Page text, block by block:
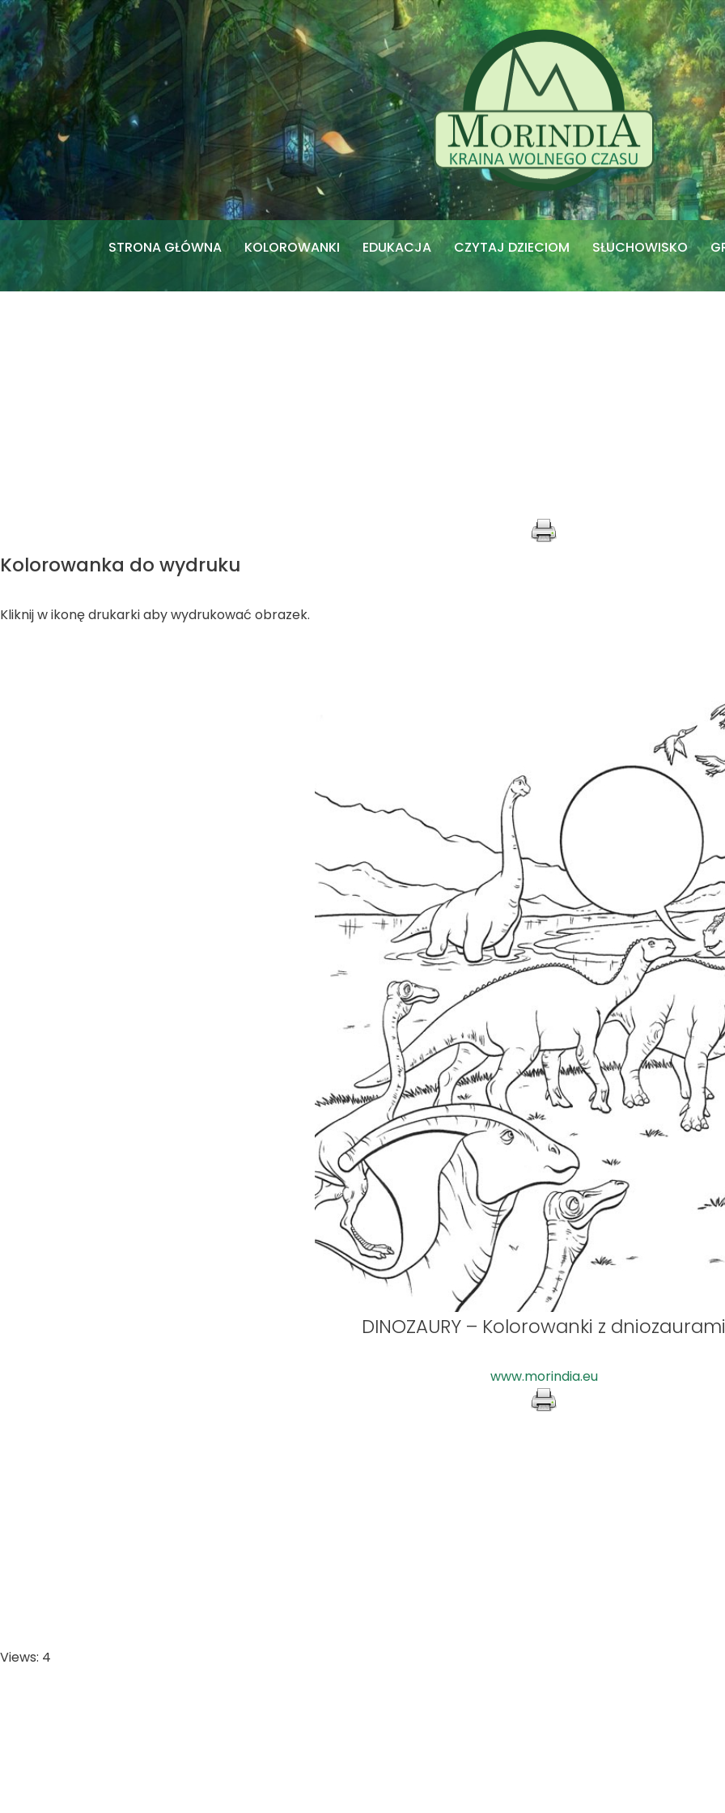
Przejdź
do
treści
STRONA GŁÓWNA KOLOROWANKI EDUKACJA CZYTAJ DZIECIOM SŁUCHOWISKO
Kolorowanka do wydruku
Kliknij w ikonę drukarki aby wydrukować obrazek.
DINOZAURY – Kolorowanki z dniozaurami
www.morindia.eu
Views: 4